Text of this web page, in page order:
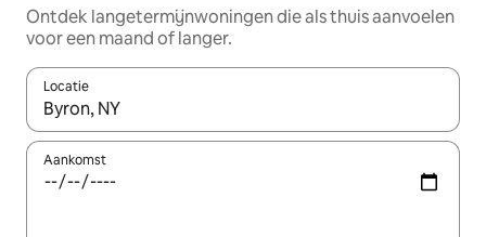
Ontdek langetermijnwoningen die als thuis aanvoelen
voor een maand of langer.
Locatie
Wanneer er resultaten beschikbaar zijn, maak je een keuze
Aankomst